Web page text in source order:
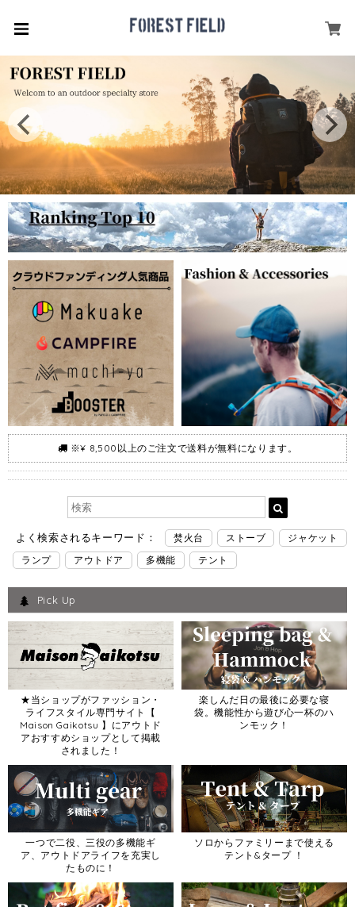
※¥ 8,500以上のご注文で送料が無料になります。
よく検索されるキーワード： 焚火台 ストーブ
ジャケット
ランプ
アウトドア 多機能 テント
Pick Up
★当ショップがファッション・
ライフスタイル専門サイト【
Maison Gaikotsu 】にアウトド
アおすすめショップとして掲載
されました！
楽しんだ日の最後に必要な寝
袋。機能性から遊び心一杯のハ
ンモック！
一つで二役、三役の多機能ギ
ア、アウトドアライフを充実し
たものに！
ソロからファミリーまで使える
テント&タープ ！